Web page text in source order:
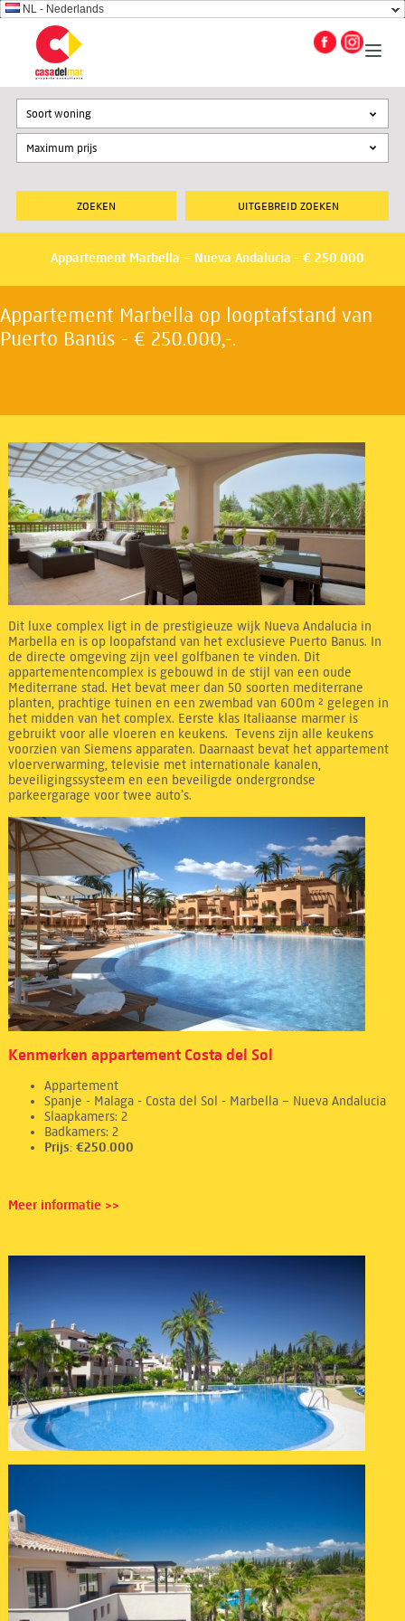
NL - Nederlands
UITGEBREID ZOEKEN
Soort woning
Appartement Marbella – Nueva Andalucia - € 250.000
Appartement Marbella op looptafstand van
Puerto Banús - € 250.000,-.
Dit luxe complex ligt in de prestigieuze wijk Nueva Andalucia in
Marbella en is op loopafstand van het exclusieve Puerto Banus. In
de directe omgeving zijn veel golfbanen te vinden. Dit
appartementencomplex is gebouwd in de stijl van een oude
Mediterrane stad. Het bevat meer dan 50 soorten mediterrane
planten, prachtige tuinen en een zwembad van 600m ² gelegen in
het midden van het complex. Eerste klas Italiaanse marmer is
gebruikt voor alle vloeren en keukens. Tevens zijn alle keukens
voorzien van Siemens apparaten. Daarnaast bevat het appartement
vloerverwarming, televisie met internationale kanalen,
beveiligingssysteem en een beveiligde ondergrondse
parkeergarage voor twee auto’s.
Kenmerken appartement Costa del Sol
Appartement
Spanje - Malaga - Costa del Sol - Marbella – Nueva Andalucia
Slaapkamers: 2
Badkamers: 2
Prijs: €250.000
Meer informatie >>